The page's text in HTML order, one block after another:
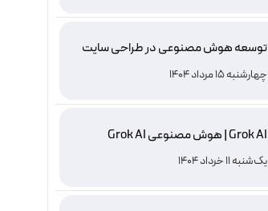
توسعه هوش مصنوعی در طراحی سایت
چهارشنبه 15 مرداد 1404
Grok AI | هوش مصنوعی Grok AI
یک‌شنبه 11 خرداد 1404